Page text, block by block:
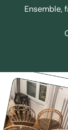
Ensemble,